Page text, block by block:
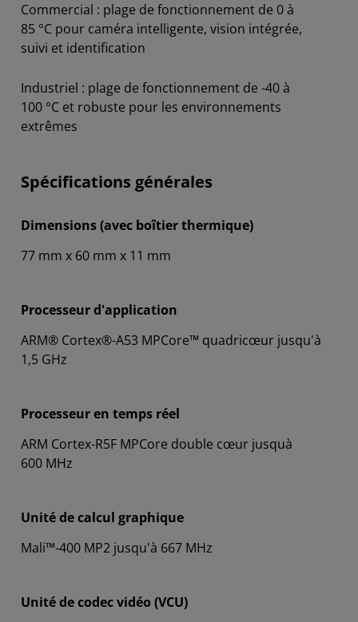
Commercial : plage de fonctionnement de 0 à
85 °C pour caméra intelligente, vision intégrée,
suivi et identification
Industriel : plage de fonctionnement de -40 à
100 °C et robuste pour les environnements
extrêmes
Spécifications générales
Dimensions (avec boîtier thermique)
77 mm x 60 mm x 11 mm
Processeur d'application
ARM® Cortex®-A53 MPCore™ quadricœur jusqu'à
1,5 GHz
Processeur en temps réel
ARM Cortex-R5F MPCore double cœur jusquà
600 MHz
Unité de calcul graphique
Mali™-400 MP2 jusqu'à 667 MHz
Unité de codec vidéo (VCU)